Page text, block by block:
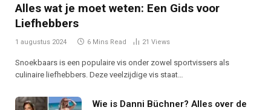
Alles wat je moet weten: Een Gids voor
Liefhebbers
1 augustus 2024 6 Mins Read 21 Views
Snoekbaars is een populaire vis onder zowel sportvissers als
culinaire liefhebbers. Deze veelzijdige vis staat…
Wie is Danni Büchner? Alles over de